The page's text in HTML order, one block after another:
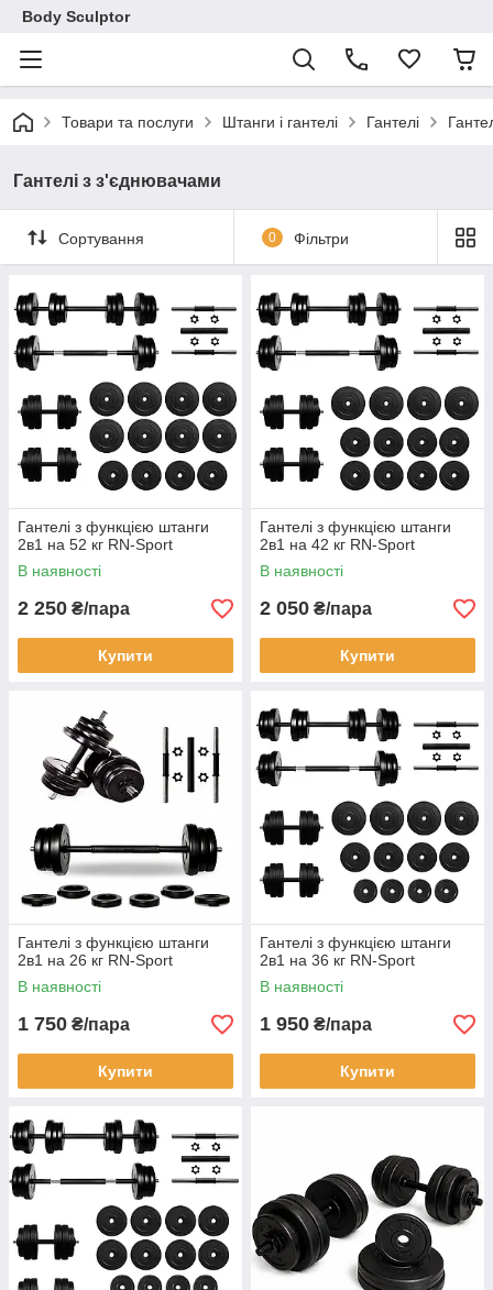
Body Sculptor
Товари та послуги Штанги і гантелі Гантелі
Гантелі з з'єднювачами
Сортування 0 Фільтри
Гантелі з функцією штанги
2в1 на 52 кг RN-Sport
В наявності
2 250 ₴/пара
Купити
Гантелі з функцією штанги
2в1 на 42 кг RN-Sport
В наявності
2 050 ₴/пара
Купити
Гантелі з функцією штанги
2в1 на 26 кг RN-Sport
В наявності
1 750 ₴/пара
Купити
Гантелі з функцією штанги
2в1 на 36 кг RN-Sport
В наявності
1 950 ₴/пара
Купити